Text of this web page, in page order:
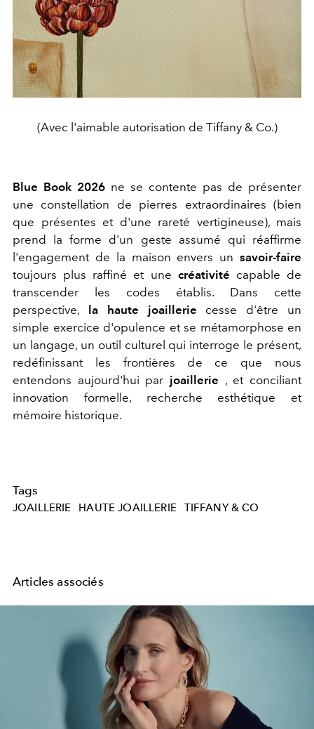
(Avec l'aimable autorisation de Tiffany & Co.)
Blue Book 2026 ne se contente pas de présenter
une constellation de pierres extraordinaires (bien
que présentes et d'une rareté vertigineuse), mais
prend la forme d'un geste assumé qui réaffirme
l'engagement de la maison envers un savoir-faire
toujours plus raffiné et une créativité capable de
transcender les codes établis. Dans cette
perspective, la haute joaillerie cesse d'être un
simple exercice d'opulence et se métamorphose en
un langage, un outil culturel qui interroge le présent,
redéfinissant les frontières de ce que nous
entendons aujourd'hui par joaillerie , et conciliant
innovation formelle, recherche esthétique et
mémoire historique.
Tags
JOAILLERIE HAUTE JOAILLERIE TIFFANY & CO
Articles associés